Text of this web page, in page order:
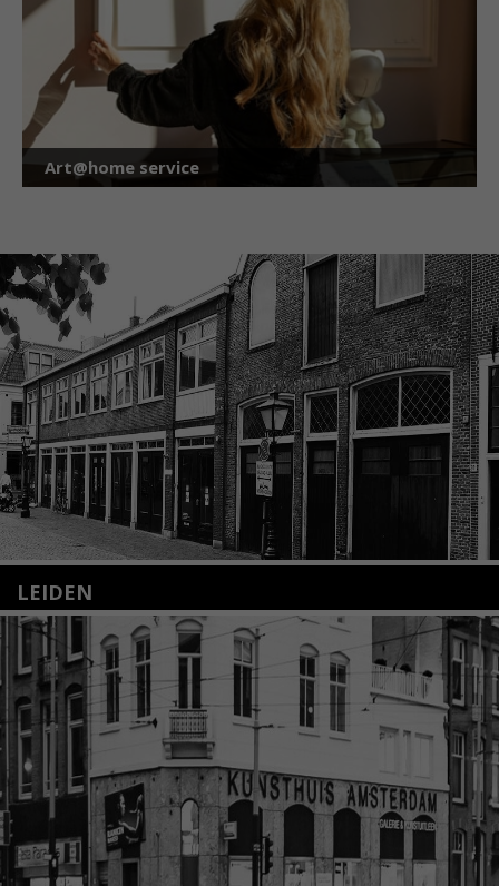
Art@home service
LEIDEN
Nieuwstraat 35
2312 KA Leiden
+31(0)71 – 52 84 480
info@kunsthuisleiden.nl
Lees meer